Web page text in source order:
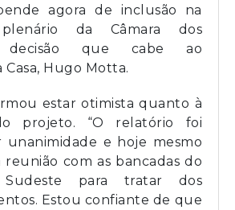
agora de inclusão na
da Câmara dos
decisão que cabe ao
Hugo Motta.
estar otimista quanto à
projeto. “O relatório foi
unanimidade e hoje mesmo
com as bancadas do
para tratar dos
Estou confiante de que